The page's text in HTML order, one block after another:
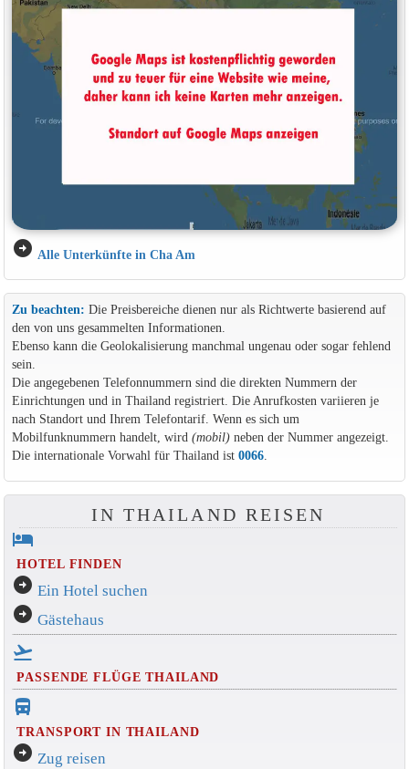
arrow_circle_right Alle Unterkünfte in Cha Am
Zu beachten: Die Preisbereiche dienen nur als Richtwerte basierend auf
den von uns gesammelten Informationen.
Ebenso kann die Geolokalisierung manchmal ungenau oder sogar fehlend
sein.
Die angegebenen Telefonnummern sind die direkten Nummern der
Einrichtungen und in Thailand registriert. Die Anrufkosten variieren je
nach Standort und Ihrem Telefontarif. Wenn es sich um
Mobilfunknummern handelt, wird (mobil)neben der Nummer angezeigt.
Die internationale Vorwahl für Thailand ist 0066.
IN THAILAND REISEN
hotel
HOTEL FINDEN
arrow_circle_right Ein Hotel suchen
arrow_circle_right Gästehaus
flight_takeoff
PASSENDE FLÜGE THAILAND
directions_bus_filled
TRANSPORT IN THAILAND
arrow_circle_right Zug reisen